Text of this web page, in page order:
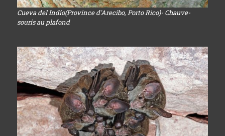
Cueva del Indio(Province d'Arecibo, Porto Rico)- Chauve-
souris au plafond